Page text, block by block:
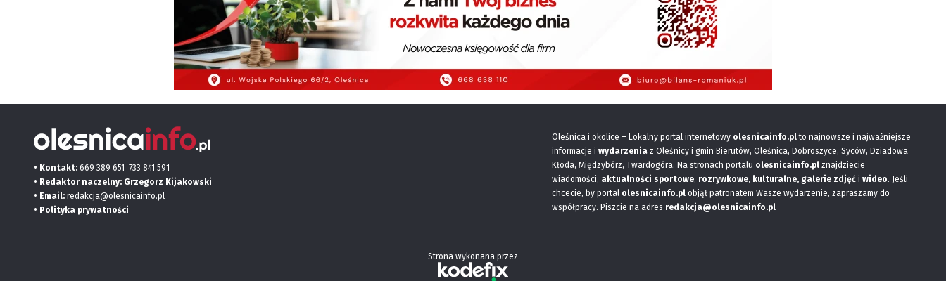
• Kontakt: 669 389 651 733 841 591
• Redaktor naczelny: Grzegorz Kijakowski
• Email: redakcja@olesnicainfo.pl
• Polityka prywatności
Oleśnica i okolice – Lokalny portal internetowy olesnicainfo.plto najnowsze i najważniejsze
informacje i wydarzenia z Oleśnicy i gmin Bierutów, Oleśnica, Dobroszyce, Syców, Dziadowa
Kłoda, Międzybórz, Twardogóra. Na stronach portalu olesnicainfo.pl znajdziecie
wiadomości, aktualności sportowe, rozrywkowe, kulturalne, galerie zdjęć i wideo. Jeśli
chcecie, by portal olesnicainfo.pl objął patronatem Wasze wydarzenie, zapraszamy do
współpracy. Piszcie na adres redakcja@olesnicainfo.pl
Strona wykonana przez